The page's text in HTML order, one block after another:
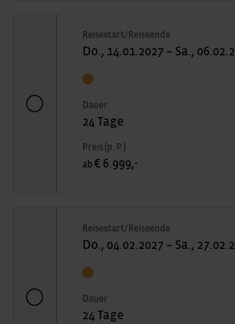
Reisestart/Reiseende
Do., 14.01.2027 – Sa.,
Dauer
24 Tage
Preis (p. P.)
ab € 6.999,-
Reisestart/Reiseende
Do., 04.02.2027 – Sa.,
Dauer
24 Tage